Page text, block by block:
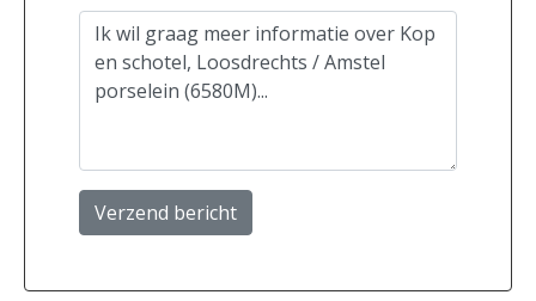
Verzend bericht